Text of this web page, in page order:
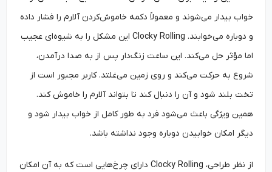
خواب بیدار می‌شوند و معمولاً دکمه خاموش‌کردن آلارم را فشار داده
و دوباره می‌خوابند. Clocky Rolling این مشکل را به شیوه‌ای عجیب
اما مؤثر حل می‌کند. این ساعت زنگ‌دار پس از به صدا درآمدن،
شروع به حرکت می‌کند و روی زمین می‌غلتد. کاربر مجبور است از
تخت بلند شود و آن را دنبال کند تا بتواند آلارم را خاموش کند.
همین ویژگی باعث می‌شود فرد به طور کامل از خواب بیدار شود و
دیگر امکان خوابیدن دوباره وجود نداشته باشد.
از نظر طراحی، Clocky Rolling دارای چرخ‌هایی است که به آن امکان